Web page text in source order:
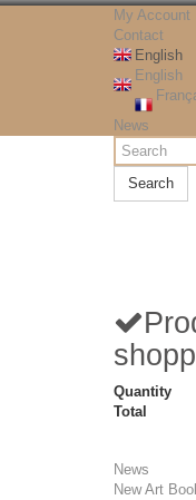
My Account
Contact
English
English
News
Search
Quantity
Total
News
New Art